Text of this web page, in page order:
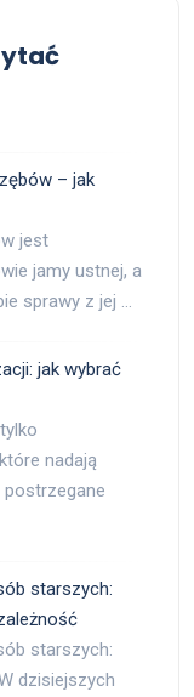
– jak
jest
jamy ustnej, a
sprawy z jej …
jak wybrać
nadają
starszych:
starszych:
dzisiejszych